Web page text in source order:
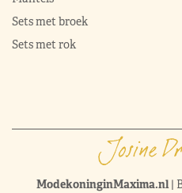
Sets met broek
Sets met rok
ModekoninginMaxima.nl|